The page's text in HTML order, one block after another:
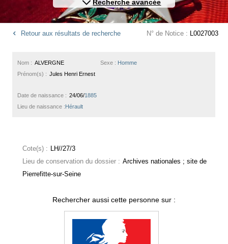
Recherche avancée
Retour aux résultats de recherche N° de Notice : L0027003
Sexe : Homme
Nom : ALVERGNE
Prénom(s) : Jules Henri Ernest
Date de naissance : 24/06/1885
Lieu de naissance :Hérault
Cote(s) : LH//27/3
Lieu de conservation du dossier : Archives nationales ; site de
Pierrefitte-sur-Seine
Rechercher aussi cette personne sur :